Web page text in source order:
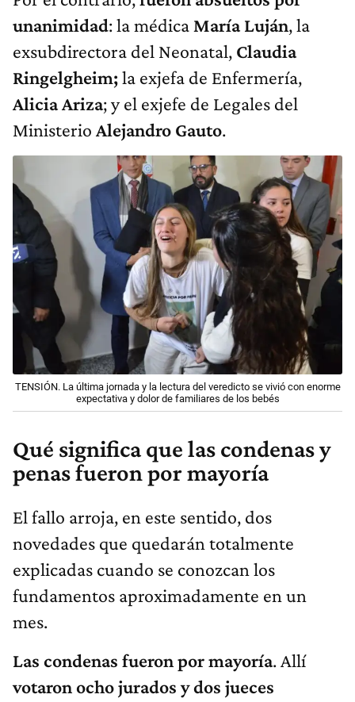
unanimidad: la médica María Luján, la
exsubdirectora del Neonatal, Claudia
Ringelgheim;la exjefa de Enfermería,
Alicia Ariza; y el exjefe de Legales del
Ministerio Alejandro Gauto.
TENSIÓN. La última jornada y la lectura del veredicto se vivió con enorme
expectativa y dolor de familiares de los bebés
Qué significa que las condenas y
penas fueron por mayoría
El fallo arroja, en este sentido, dos
novedades que quedarán totalmente
explicadas cuando se conozcan los
fundamentos aproximadamente en un
mes.
Las condenas fueron por mayoría. Allí
votaron ocho jurados y dos jueces